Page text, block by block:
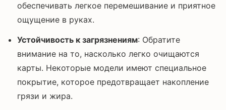
обеспечивать легкое перемешивание и приятное
ощущение в руках.
Устойчивость к загрязнениям: Обратите
внимание на то, насколько легко очищаются
карты. Некоторые модели имеют специальное
покрытие, которое предотвращает накопление
грязи и жира.